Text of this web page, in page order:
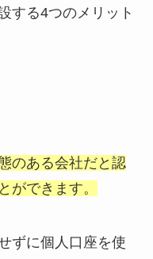
する4つのメリット
のある会社だと認
ができます。
ずに個人口座を使